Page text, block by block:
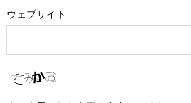
ウェブサイト